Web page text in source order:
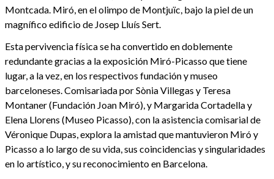
Montcada. Miró, en el olimpo de Montjuïc, bajo la piel de un
magnífico edificio de Josep Lluís Sert.
Esta pervivencia física se ha convertido en doblemente
redundante gracias a la exposición Miró-Picasso que tiene
lugar, a la vez, en los respectivos fundación y museo
barceloneses. Comisariada por Sònia Villegas y Teresa
Montaner (Fundación Joan Miró), y Margarida Cortadella y
Elena Llorens (Museo Picasso), con la asistencia comisarial de
Véronique Dupas, explora la amistad que mantuvieron Miró y
Picasso a lo largo de su vida, sus coincidencias y singularidades
en lo artístico, y su reconocimiento en Barcelona.